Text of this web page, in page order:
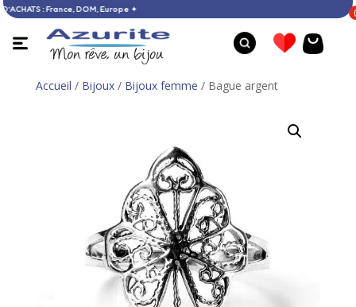
€ D’ACHATS : France, DOM, Europe ✦
Accueil / Bijoux/ Bijoux femme / Bague argent